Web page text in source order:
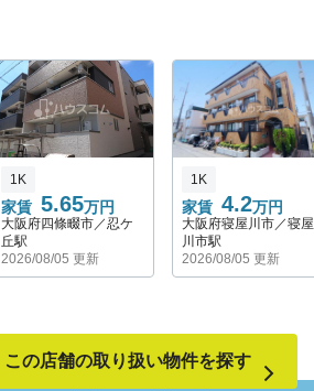
家賃 5.65万円
1K
大阪府四條畷市／忍ケ
丘駅
2026/08/05 更新
家賃 4.2万円
1K
大阪府寝屋川市／寝屋
川市駅
2026/08/05 更新
この店舗の取り扱い物件を探す